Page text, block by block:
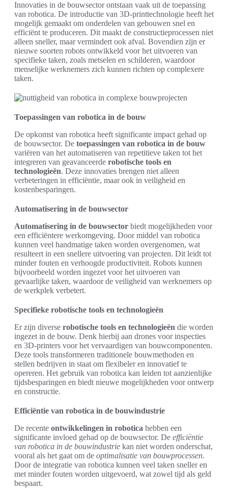
Innovaties in de bouwsector ontstaan vaak uit de toepassing
van robotica. De introductie van 3D-printtechnologie heeft het
mogelijk gemaakt om onderdelen van gebouwen snel en
efficiënt te produceren. Dit maakt de constructieprocessen niet
alleen sneller, maar vermindert ook afval. Bovendien zijn er
nieuwe soorten robots ontwikkeld voor het uitvoeren van
specifieke taken, zoals metselen en schilderen, waardoor
menselijke werknemers zich kunnen richten op complexere
taken.
Toepassingen van robotica in de bouw
De opkomst van robotica heeft significante impact gehad op
de bouwsector. De toepassingen van robotica in de bouw
variëren van het automatiseren van repetitieve taken tot het
integreren van geavanceerde robotische tools en
technologieën. Deze innovaties brengen niet alleen
verbeteringen in efficiëntie, maar ook in veiligheid en
kostenbesparingen.
Automatisering in de bouwsector
Automatisering in de bouwsector biedt mogelijkheden voor
een efficiëntere werkomgeving. Door middel van robotica
kunnen veel handmatige taken worden overgenomen, wat
resulteert in een snellere uitvoering van projecten. Dit leidt tot
minder fouten en verhoogde productiviteit. Robots kunnen
bijvoorbeeld worden ingezet voor het uitvoeren van
gevaarlijke taken, waardoor de veiligheid van werknemers op
de werkplek verbetert.
Specifieke robotische tools en technologieën
Er zijn diverse robotische tools en technologieën die worden
ingezet in de bouw. Denk hierbij aan drones voor inspecties
en 3D-printers voor het vervaardigen van bouwcomponenten.
Deze tools transformeren traditionele bouwmethoden en
stellen bedrijven in staat om flexibeler en innovatief te
opereren. Het gebruik van robotica kan leiden tot aanzienlijke
tijdsbesparingen en biedt nieuwe mogelijkheden voor ontwerp
en constructie.
Efficiëntie van robotica in de bouwindustrie
De recente ontwikkelingen in robotica hebben een
significante invloed gehad op de bouwsector. De efficiëntie
van robotica in de bouwindustrie kan niet worden onderschat,
vooral als het gaat om de optimalisatie van bouwprocessen.
Door de integratie van robotica kunnen veel taken sneller en
met minder fouten worden uitgevoerd, wat zowel tijd als geld
bespaart.